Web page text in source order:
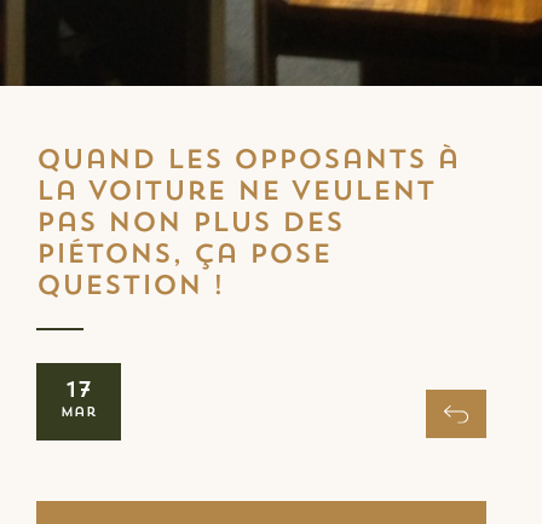
Quand les opposants à
la voiture ne veulent
pas non plus des
piétons, ça pose
question !
17
Mar